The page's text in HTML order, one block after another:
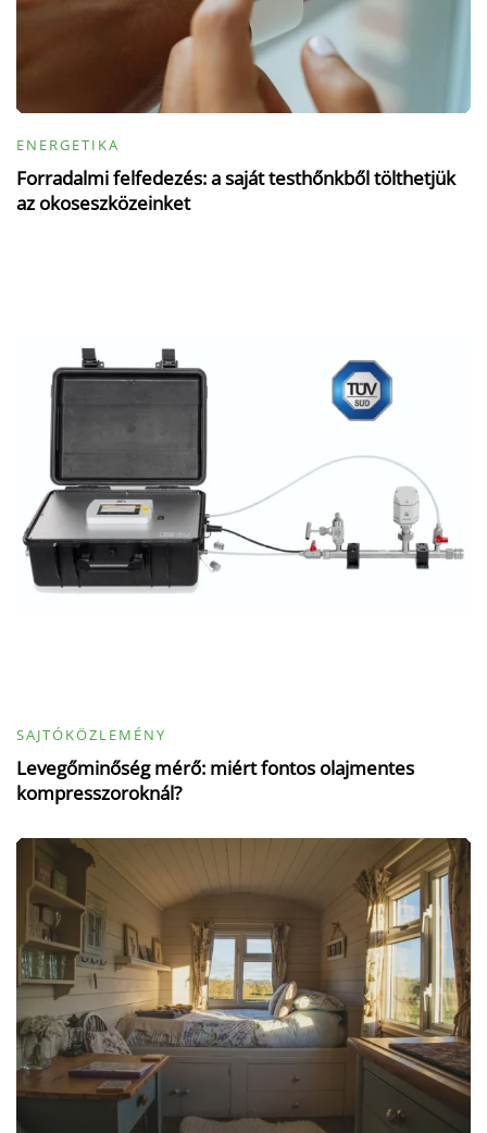
ENERGETIKA
Forradalmi felfedezés: a saját testhőnkből tölthetjük
az okoseszközeinket
SAJTÓKÖZLEMÉNY
Levegőminőség mérő: miért fontos olajmentes
kompresszoroknál?